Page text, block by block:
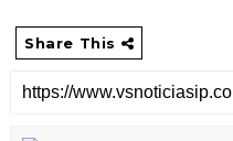
Share This